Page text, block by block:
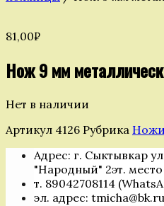
81,00₽
Нож 9 мм
Нет в наличии
Артикул 4126 Рубрика
Адрес: г. Сыктывкар
"Народный" 2эт.
т. 89042708114
эл. адрес: tmicha@bk.ru